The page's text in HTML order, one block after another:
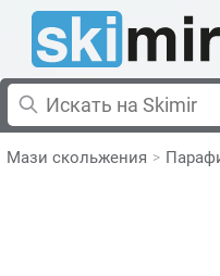
Мази скольжения